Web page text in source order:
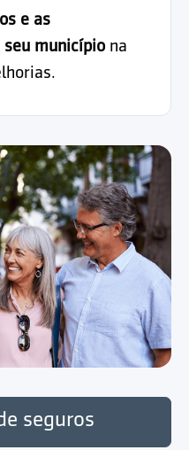
seguros
e as
município na